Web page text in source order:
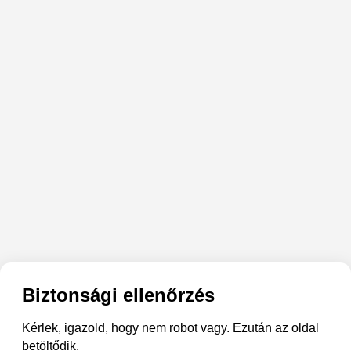
Biztonsági ellenőrzés
Kérlek, igazold, hogy nem robot vagy. Ezután az oldal
betöltődik.